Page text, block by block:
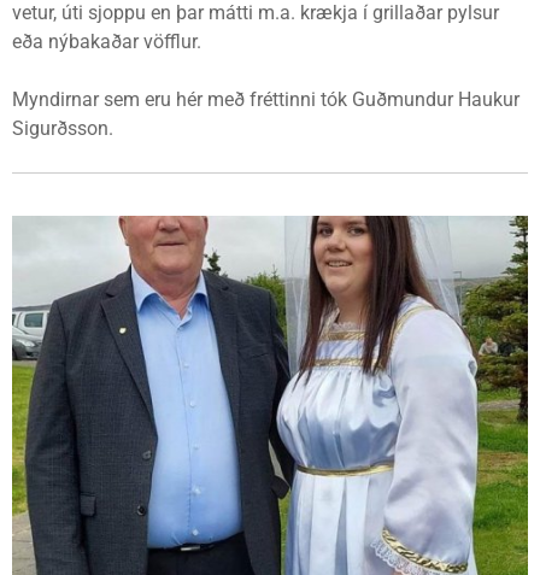
vetur, úti sjoppu en þar mátti m.a. krækja í grillaðar pylsur
eða nýbakaðar vöfflur.
Myndirnar sem eru hér með fréttinni tók Guðmundur Haukur
Sigurðsson.